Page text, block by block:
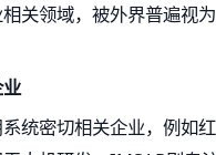
关领域，被外界普遍视
统密切相关企业，例如